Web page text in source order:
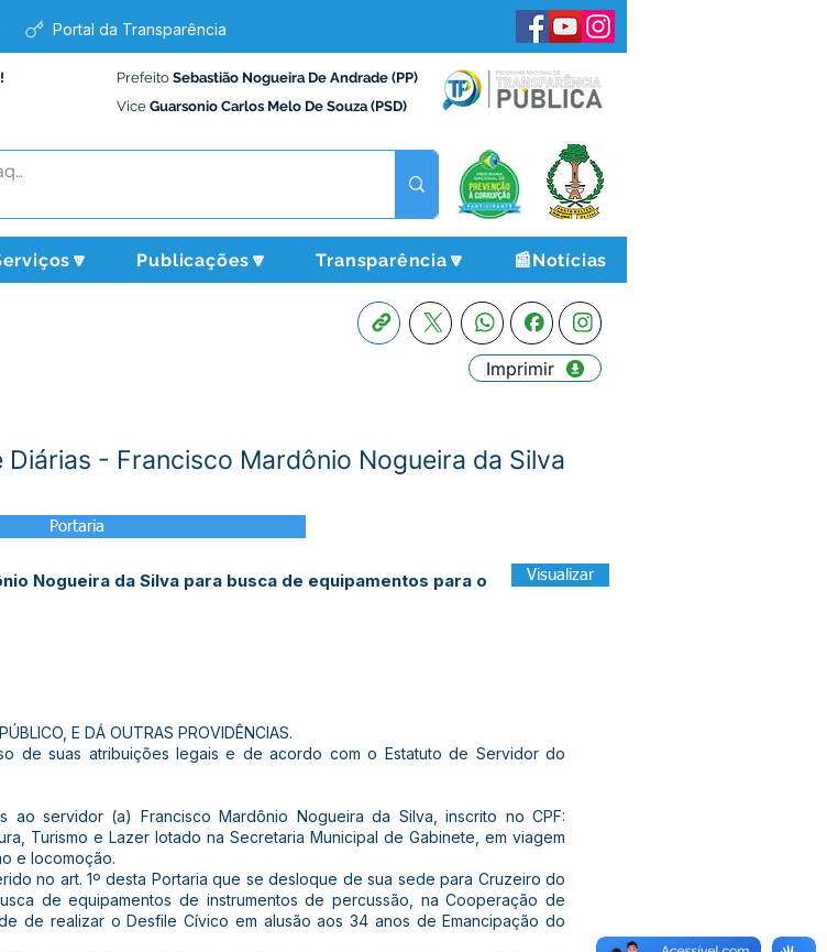
Portal da Transparência
Prefeito Sebastião Nogueira De Andrade (PP)
Vice Guarsonio Carlos Melo De Souza (PSD)
Publicações🔽 Transparência🔽 📰Notícias
Imprimir
- Francisco Mardônio Nogueira da Silva
Portaria
Nogueira da Silva para busca de equipamentos para o
Visualizar
E DÁ OUTRAS PROVIDÊNCIAS.
uso de suas atribuições legais e de acordo com o Estatuto de Servidor do
servidor (a) Francisco Mardônio Nogueira da Silva, inscrito no CPF:
Turismo e Lazer lotado na Secretaria Municipal de Gabinete, em viagem
e locomoção.
no art. 1º desta Portaria que se desloque de sua sede para Cruzeiro do
de equipamentos de instrumentos de percussão, na Cooperação de
de realizar o Desfile Cívico em alusão aos 34 anos de Emancipação do